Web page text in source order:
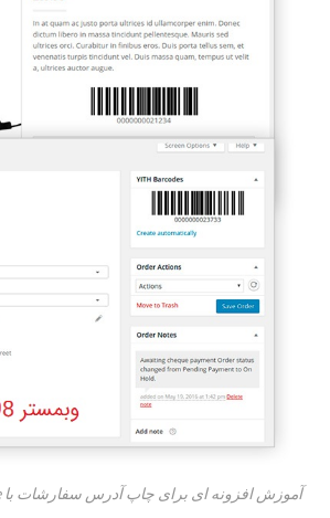
آموزش افزونه ای برای چاپ آدرس سفارشات با QR Code